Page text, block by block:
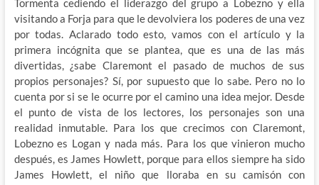
Tormenta cediendo el liderazgo del grupo a Lobezno y ella
visitando a Forja para que le devolviera los poderes de una vez
por todas. Aclarado todo esto, vamos con el artículo y la
primera incógnita que se plantea, que es una de las más
divertidas, ¿sabe Claremont el pasado de muchos de sus
propios personajes? Sí, por supuesto que lo sabe. Pero no lo
cuenta por si se le ocurre por el camino una idea mejor. Desde
el punto de vista de los lectores, los personajes son una
realidad inmutable. Para los que crecimos con Claremont,
Lobezno es Logan y nada más. Para los que vinieron mucho
después, es James Howlett, porque para ellos siempre ha sido
James Howlett, el niño que lloraba en su camisón con